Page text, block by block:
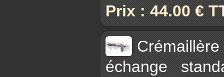
Prix : 44.00 €
échange